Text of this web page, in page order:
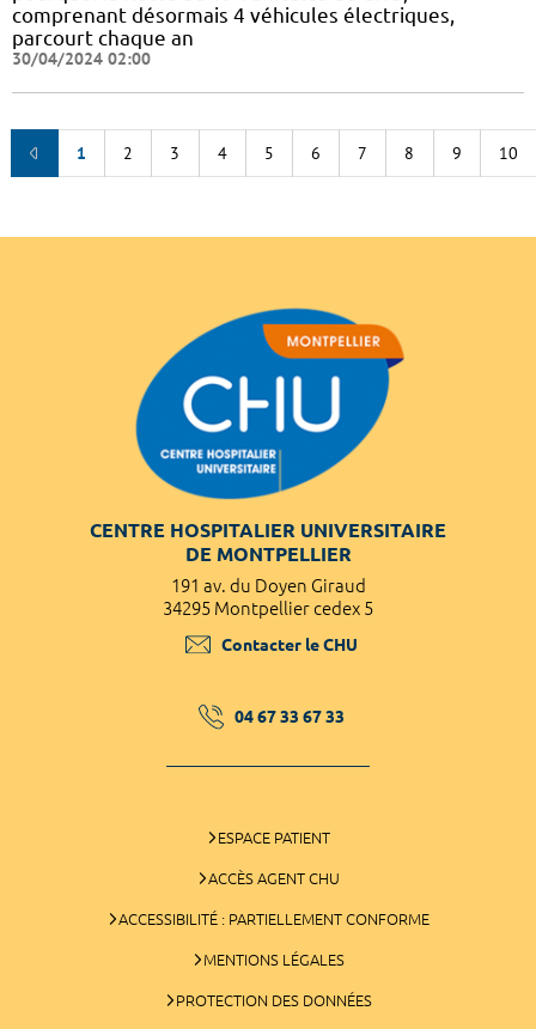
comprenant désormais 4 véhicules électriques,
parcourt chaque an
30/04/2024 02:00
1 2 3 4 5 6 7 8 9 10
CENTRE HOSPITALIER UNIVERSITAIRE
DE MONTPELLIER
191 av. du Doyen Giraud
34295 Montpellier cedex 5
Contacter le CHU
04 67 33 67 33
ESPACE PATIENT
ACCÈS AGENT CHU
ACCESSIBILITÉ : PARTIELLEMENT CONFORME
MENTIONS LÉGALES
PROTECTION DES DONNÉES